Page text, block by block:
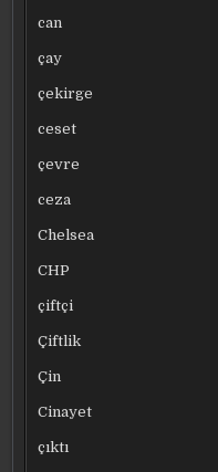
can
çay
çekirge
ceset
çevre
ceza
Chelsea
CHP
çiftçi
Çiftlik
Çin
Cinayet
çıktı